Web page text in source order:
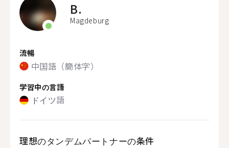
B.
Magdeburg
流暢
中国語（簡体字）
学習中の言語
ドイツ語
理想のタンデムパートナーの条件